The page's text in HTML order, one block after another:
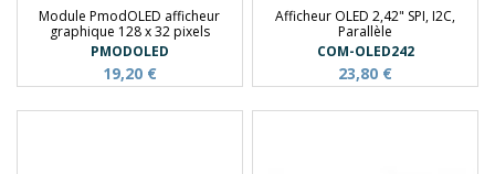
Module PmodOLED afficheur
graphique 128 x 32 pixels
PMODOLED
19,20 €
Afficheur OLED 2,42" SPI, I2C,
Parallèle
COM-OLED242
23,80 €